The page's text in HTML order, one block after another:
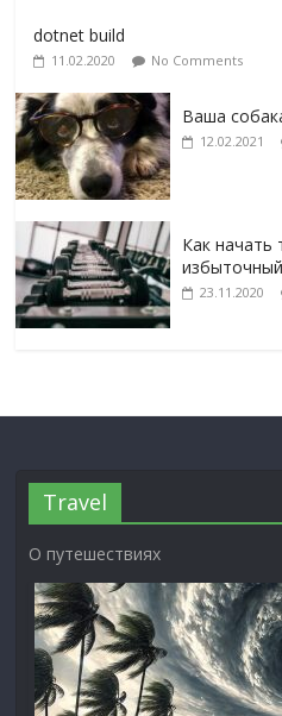
dotnet build
11.02.2020 No Comments
Ваша
12.02.2021
Как начать
23.11.2020
Travel
О путешествиях